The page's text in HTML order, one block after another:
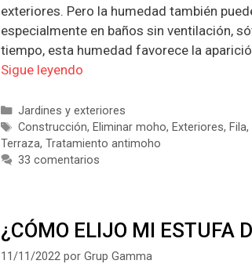
exteriores. Pero la humedad también
especialmente en baños sin ventilación,
tiempo, esta humedad favorece la
Sigue leyendo
Categorías
Jardines y exteriores
Etiquetas
Construcción, Eliminar moho, Exteriores, Fila,
Terraza, Tratamiento antimoho
33 comentarios
¿CÓMO ELIJO MI ESTUFA
11/11/2022 por Grup Gamma